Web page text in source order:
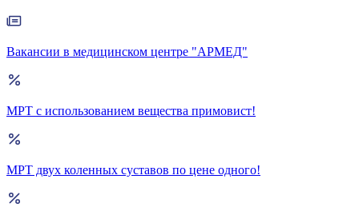
Вакансии в медицинском центре "АРМЕД"
МРТ с использованием вещества примовист!
МРТ двух коленных суставов по цене одного!